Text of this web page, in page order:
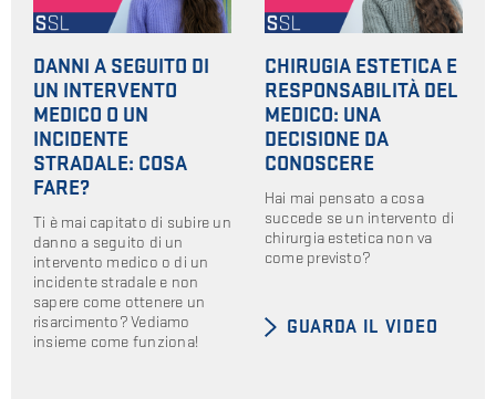
DANNI A SEGUITO DI
UN INTERVENTO
MEDICO O UN
INCIDENTE
STRADALE: COSA
FARE?
Ti è mai capitato di subire un
danno a seguito di un
intervento medico o di un
incidente stradale e non
sapere come ottenere un
risarcimento? Vediamo
insieme come funziona!
CHIRUGIA ESTETICA E
RESPONSABILITÀ DEL
MEDICO: UNA
DECISIONE DA
CONOSCERE
Hai mai pensato a cosa
succede se un intervento di
chirurgia estetica non va
come previsto?
GUARDA IL VIDEO